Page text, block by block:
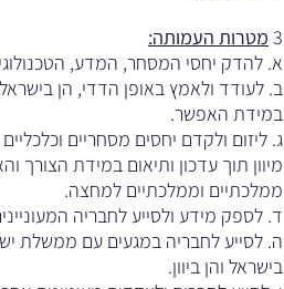
3 מטרות העמותה:
א. להדק יחסי המסחר, המדע,
ב. לעודד ולאמץ באופן הדדי, הן
במידת האפשר.
ג. ליזום ולקדם יחסים מסחריים
מיוון תוך עדכון ותיאום במידת
ממלכתיים וממלכתיים למחצה.
ד. לספק מידע ולסייע לחבריה
ה. לסייע לחבריה במגעים עם ממשלת
בישראל והן ביוון.